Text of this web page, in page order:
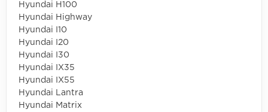
Hyundai H100
Hyundai Highway
Hyundai I10
Hyundai I20
Hyundai I30
Hyundai IX35
Hyundai IX55
Hyundai Lantra
Hyundai Matrix